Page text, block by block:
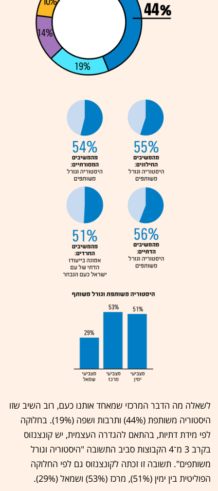
לשאלה מה הדבר המרכזי שמאחד אותנו כעם, רוב השיב שזו
היסטוריה משותפת (44%) ותרבות ושפה (19%). בחלוקה
לפי מידת דתיות, בהתאם להגדרה העצמית, יש קונצנזוס
בקרב 3 מ־4 הקבוצות סביב התשובה "היסטוריה וגורל
משותפים". תשובה זו זכתה לקונצנזוס גם לפי החלוקה
הפוליטית בין ימין (51%), מרכז (53%) ושמאל (29%).